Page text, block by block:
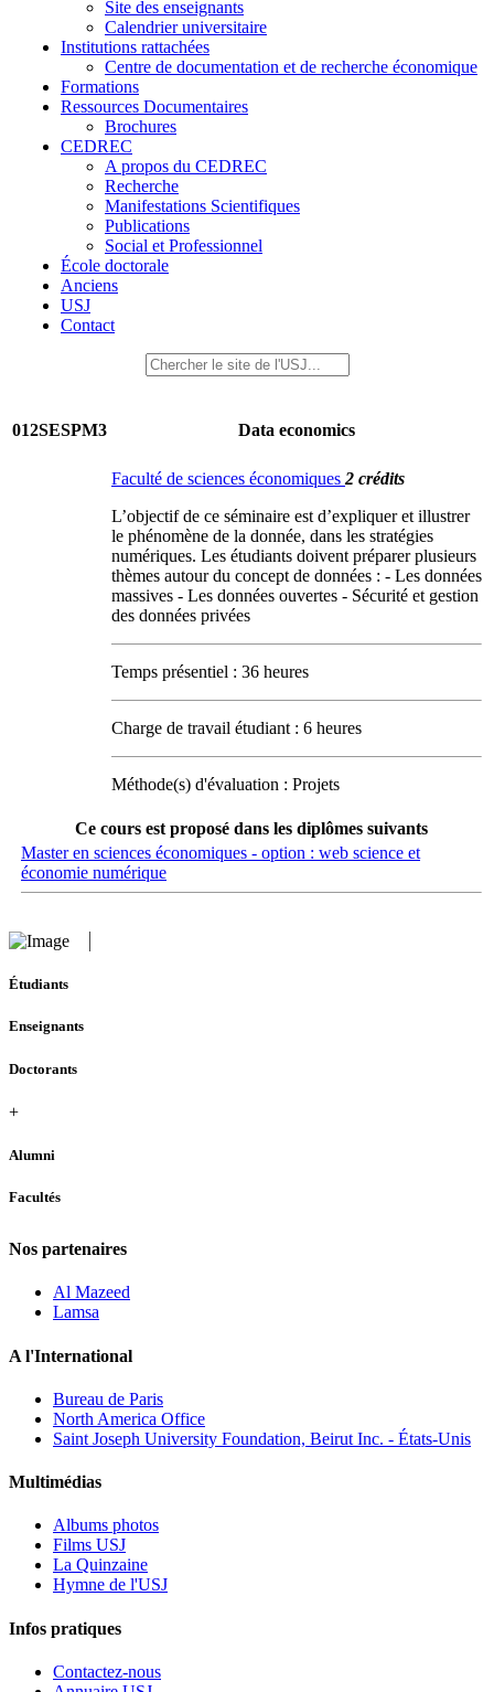
Site des enseignants
Calendrier universitaire
Institutions rattachées
Centre de documentation et de recherche économique
Formations
Ressources Documentaires
Brochures
CEDREC
A propos du CEDREC
Recherche
Manifestations Scientifiques
Publications
Social et Professionnel
École doctorale
Anciens
USJ
Contact
012SESPM3 Data economics
Faculté de sciences économiques 2 crédits
L’objectif de ce séminaire est d’expliquer et illustrer
le phénomène de la donnée, dans les stratégies
numériques. Les étudiants doivent préparer plusieurs
thèmes autour du concept de données : - Les données
massives - Les données ouvertes - Sécurité et gestion
des données privées
Temps présentiel : 36 heures
Charge de travail étudiant : 6 heures
Méthode(s) d'évaluation : Projets
Ce cours est proposé dans les diplômes suivants
Master en sciences économiques - option : web science et
économie numérique
Étudiants
Enseignants
Doctorants
+
Alumni
Facultés
Nos partenaires
Al Mazeed
Lamsa
A l'International
Bureau de Paris
North America Office
Saint Joseph University Foundation, Beirut Inc. - États-Unis
Multimédias
Albums photos
Films USJ
La Quinzaine
Hymne de l'USJ
Infos pratiques
Contactez-nous